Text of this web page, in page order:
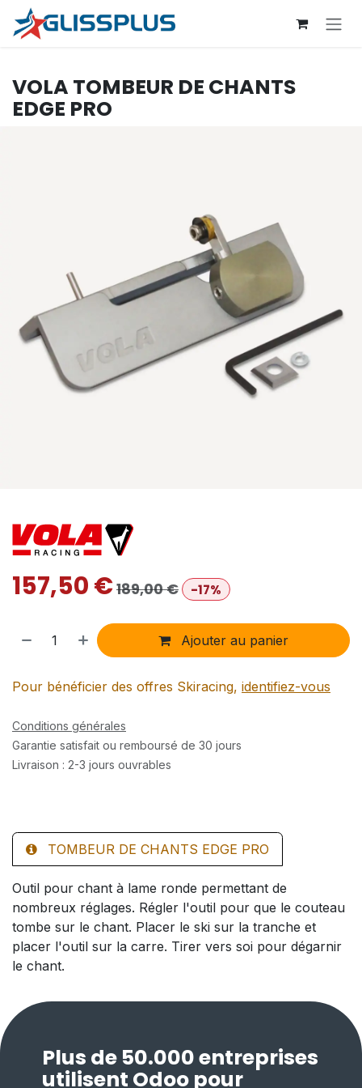
Se rendre au contenu
VOLA TOMBEUR DE CHANTS
EDGE PRO
157,50€189,00€ -17%
Ajouter au panier
Pour bénéficier des offres Skiracing, identifiez-vous
Conditions générales
Garantie satisfait ou remboursé de 30 jours
Livraison : 2-3 jours ouvrables
TOMBEUR DE CHANTS EDGE PRO
Outil pour chant à lame ronde permettant de
nombreux réglages. Régler l'outil pour que le couteau
tombe sur le chant. Placer le ski sur la tranche et
placer l'outil sur la carre. Tirer vers soi pour dégarnir
le chant.
Plus de 50.000 entreprises
utilisent Odoo pour